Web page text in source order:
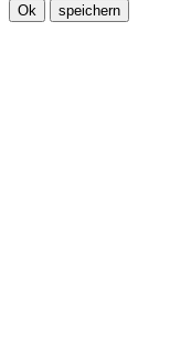
Ok speichern